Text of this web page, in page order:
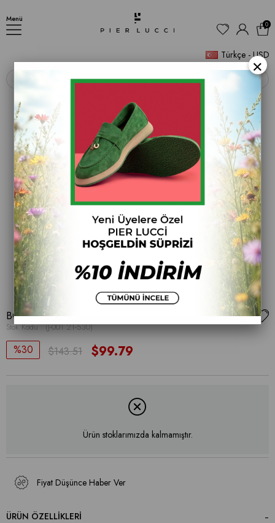
Menü
Türkçe - USD
0
‹ ›
BOT
Stok Kodu (J-001 21-530)
30 $143.51 $99.79
Ürün stoklarımızda kalmamıştır.
Fiyat Düşünce Haber Ver
ÜRÜN ÖZELLIKLERI
×